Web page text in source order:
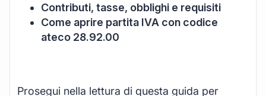
Contributi, tasse, obblighi e requisiti
Come aprire partita IVA con codice
ateco 28.92.00
Prosegui nella lettura di questa guida per